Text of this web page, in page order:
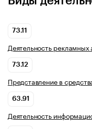
73.11
Деятельность рекламных
73.12
Представление в
63.91
Деятельность